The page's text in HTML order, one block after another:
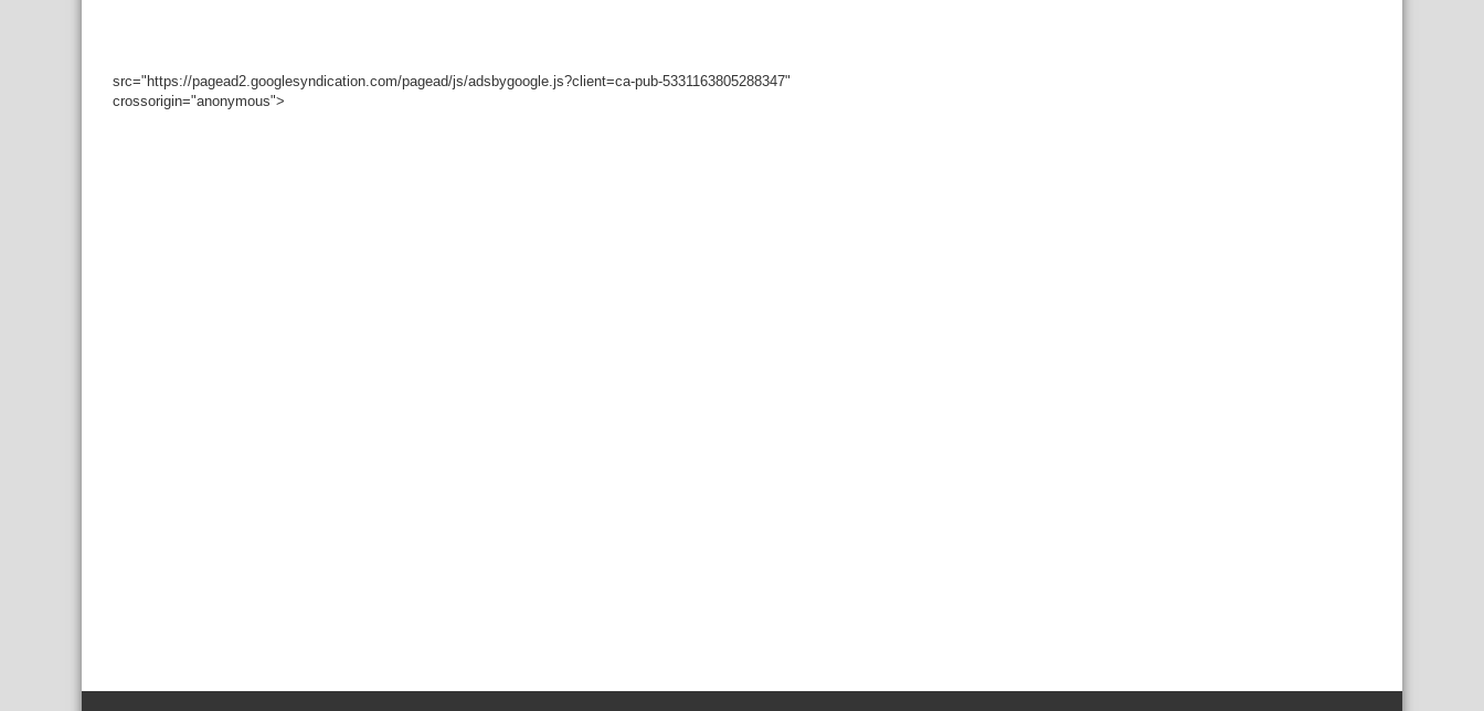
src="https://pagead2.googlesyndication.com/pagead/js/adsbygoogle.js?client=ca-pub-5331163805288347"
crossorigin="anonymous">